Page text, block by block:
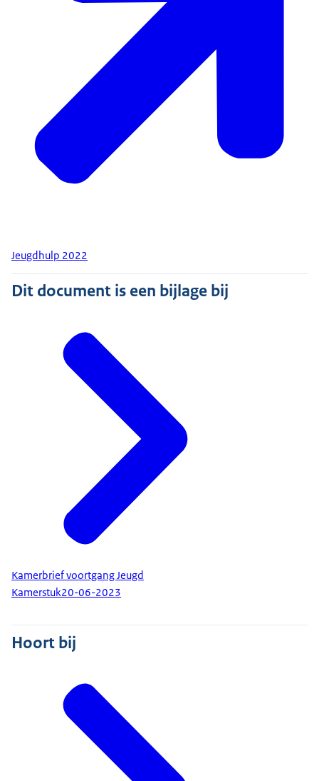
Jeugdhulp 2022
Dit document is een bijlage bij
Kamerbrief voortgang Jeugd
Kamerstuk20-06-2023
Hoort bij